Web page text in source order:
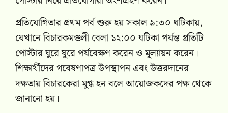
প্রতিযোগিতার প্রথম পর্ব শুরু হয় সকাল ৯:৩০ ঘটিকায়,
যেখানে বিচারকমণ্ডলী বেলা ১২:০০ ঘটিকা পর্যন্ত প্রতিটি
পোস্টার ঘুরে ঘুরে পর্যবেক্ষণ করেন ও মূল্যায়ন করেন।
শিক্ষার্থীদের গবেষণাপত্র উপস্থাপন এবং উত্তরদানের
দক্ষতায় বিচারকেরা মুগ্ধ হন বলে আয়োজকদের পক্ষ থেকে
জানানো হয়।